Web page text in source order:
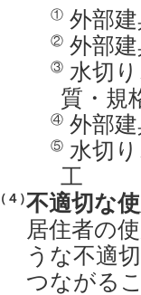
① 外部
② 外部
③ 水切
質・規
④ 外部
⑤ 水切
工
（４）不適切な
居住者の
うな不適
つながる